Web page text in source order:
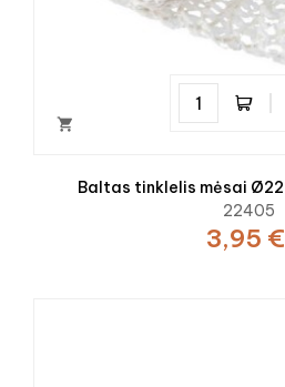

22405
3,95 €